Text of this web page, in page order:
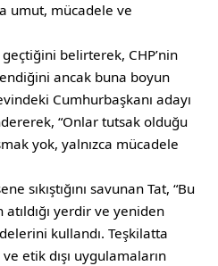
umut, mücadele ve
belirterek, CHP’nin
ancak buna boyun
Cumhurbaşkanı adayı
“Onlar tutsak olduğu
yok, yalnızca mücadele
sıkıştığını savunan Tat, “Bu
atıldığı yerdir ve yeniden
kullandı. Teşkilatta
etik dışı uygulamaların